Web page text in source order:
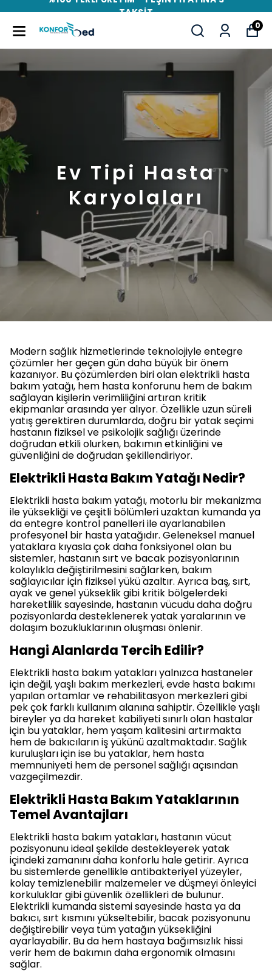
TAKSİT
0
Ev Tipi Hasta
Karyolaları
Modern sağlık hizmetlerinde teknolojiyle entegre
çözümler her geçen gün daha büyük bir önem
kazanıyor. Bu çözümlerden biri olan elektrikli hasta
bakım yatağı, hem hasta konforunu hem de bakım
sağlayan kişilerin verimliliğini artıran kritik
ekipmanlar arasında yer alıyor. Özellikle uzun süreli
yatış gerektiren durumlarda, doğru bir yatak seçimi
hastanın fiziksel ve psikolojik sağlığı üzerinde
doğrudan etkili olurken, bakımın etkinliğini ve
güvenliğini de doğrudan şekillendiriyor.
Elektrikli Hasta Bakım Yatağı Nedir?
Elektrikli hasta bakım yatağı, motorlu bir mekanizma
ile yüksekliği ve çeşitli bölümleri uzaktan kumanda ya
da entegre kontrol panelleri ile ayarlanabilen
profesyonel bir hasta yatağıdır. Geleneksel manuel
yataklara kıyasla çok daha fonksiyonel olan bu
sistemler, hastanın sırt ve bacak pozisyonlarının
kolaylıkla değiştirilmesini sağlarken, bakım
sağlayıcılar için fiziksel yükü azaltır. Ayrıca baş, sırt,
ayak ve genel yükseklik gibi kritik bölgelerdeki
hareketlilik sayesinde, hastanın vücudu daha doğru
pozisyonlarda desteklenerek yatak yaralarının ve
dolaşım bozukluklarının oluşması önlenir.
Hangi Alanlarda Tercih Edilir?
Elektrikli hasta bakım yatakları yalnızca hastaneler
için değil, yaşlı bakım merkezleri, evde hasta bakımı
yapılan ortamlar ve rehabilitasyon merkezleri gibi
pek çok farklı kullanım alanına sahiptir. Özellikle yaşlı
bireyler ya da hareket kabiliyeti sınırlı olan hastalar
için bu yataklar, hem yaşam kalitesini artırmakta
hem de bakıcıların iş yükünü azaltmaktadır. Sağlık
kuruluşları için ise bu yataklar, hem hasta
memnuniyeti hem de personel sağlığı açısından
vazgeçilmezdir.
Elektrikli Hasta Bakım Yataklarının
Temel Avantajları
Elektrikli hasta bakım yatakları, hastanın vücut
pozisyonunu ideal şekilde destekleyerek yatak
içindeki zamanını daha konforlu hale getirir. Ayrıca
bu sistemlerde genellikle antibakteriyel yüzeyler,
kolay temizlenebilir malzemeler ve düşmeyi önleyici
korkuluklar gibi güvenlik özellikleri de bulunur.
Elektrikli kumanda sistemi sayesinde hasta ya da
bakıcı, sırt kısmını yükseltebilir, bacak pozisyonunu
değiştirebilir veya tüm yatağın yüksekliğini
ayarlayabilir. Bu da hem hastaya bağımsızlık hissi
verir hem de bakımın daha ergonomik olmasını
sağlar.